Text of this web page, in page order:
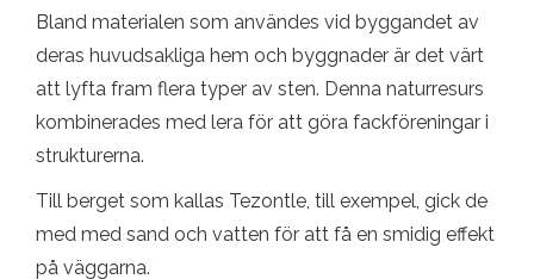
Bland materialen som användes vid byggandet av
deras huvudsakliga hem och byggnader är det värt
att lyfta fram flera typer av sten. Denna naturresurs
kombinerades med lera för att göra fackföreningar i
strukturerna.
Till berget som kallas Tezontle, till exempel, gick de
med med sand och vatten för att få en smidig effekt
på väggarna.